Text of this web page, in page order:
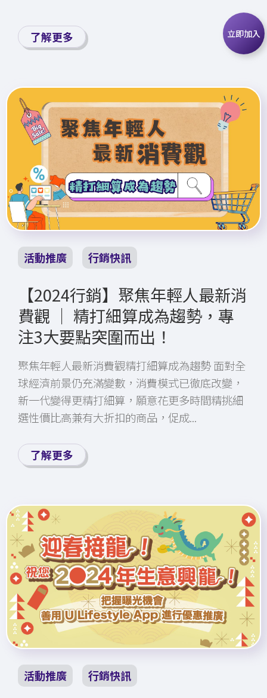
了解更多
活動推廣 行銷快訊
【2024行銷】聚焦年輕人最新消
費觀 │ 精打細算成為趨勢，專
注3大要點突圍而出！
聚焦年輕人最新消費觀精打細算成為趨勢 面對全
球經濟前景仍充滿變數，消費模式已徹底改變，
新一代變得更精打細算，願意花更多時間精挑細
選性價比高兼有大折扣的商品，促成...
了解更多
活動推廣 行銷快訊
立即加入